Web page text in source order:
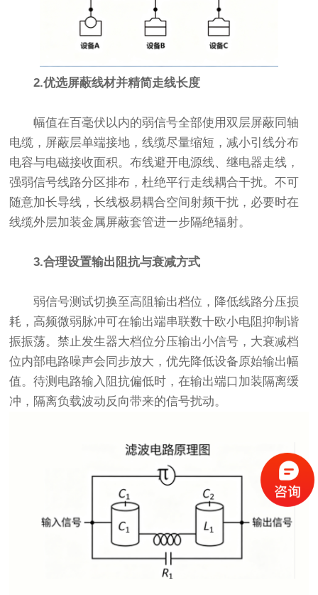
2.优选屏蔽线材并精简走线长度
幅值在百毫伏以内的弱信号全部使用双层屏蔽同轴
电缆，屏蔽层单端接地，线缆尽量缩短，减小引线分布
电容与电磁接收面积。布线避开电源线、继电器走线，
强弱信号线路分区排布，杜绝平行走线耦合干扰。不可
随意加长导线，长线极易耦合空间射频干扰，必要时在
线缆外层加装金属屏蔽套管进一步隔绝辐射。
3.合理设置输出阻抗与衰减方式
弱信号测试切换至高阻输出档位，降低线路分压损
耗，高频微弱脉冲可在输出端串联数十欧小电阻抑制谐
振振荡。禁止发生器大档位分压输出小信号，大衰减档
位内部电路噪声会同步放大，优先降低设备原始输出幅
值。待测电路输入阻抗偏低时，在输出端口加装隔离缓
冲，隔离负载波动反向带来的信号扰动。